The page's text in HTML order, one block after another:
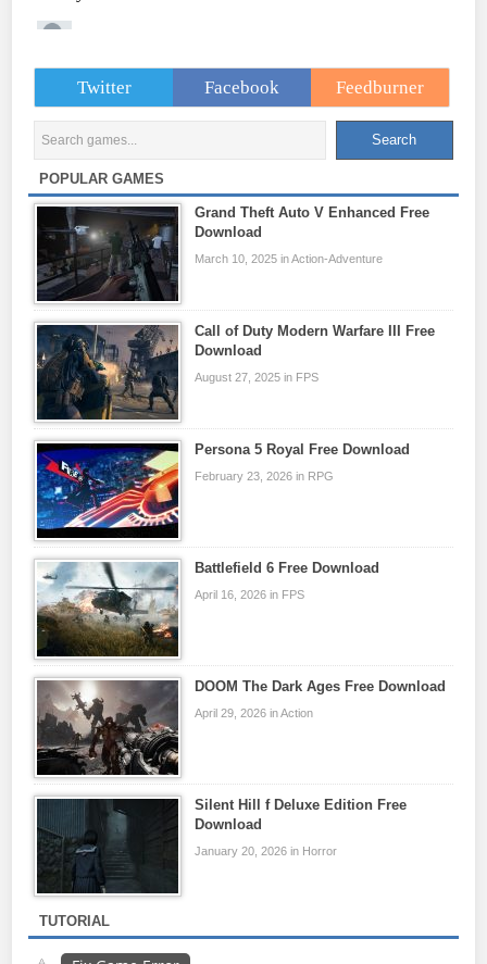
Twitter Facebook Feedburner
POPULAR GAMES
Grand Theft Auto V Enhanced Free
Download
March 10, 2025 in Action-Adventure
Call of Duty Modern Warfare III Free
Download
August 27, 2025 in FPS
Persona 5 Royal Free Download
February 23, 2026 in RPG
Battlefield 6 Free Download
April 16, 2026 in FPS
DOOM The Dark Ages Free Download
April 29, 2026 in Action
Silent Hill f Deluxe Edition Free
Download
January 20, 2026 in Horror
TUTORIAL